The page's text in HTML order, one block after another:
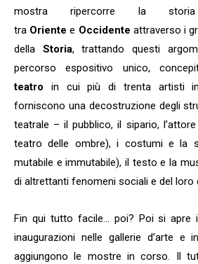
mostra ripercorre la
tra Oriente e Occidente attraverso i
della Storia, trattando questi
percorso espositivo unico,
teatro in cui più di trenta artisti
forniscono una decostruzione degli
teatrale – il pubblico, il sipario, l’attore
teatro delle ombre), i costumi e la
mutabile e immutabile), il testo e la
di altrettanti fenomeni sociali e del
Fin qui tutto facile… poi? Poi si apre
inaugurazioni nelle gallerie d’arte
aggiungono le mostre in corso. Il